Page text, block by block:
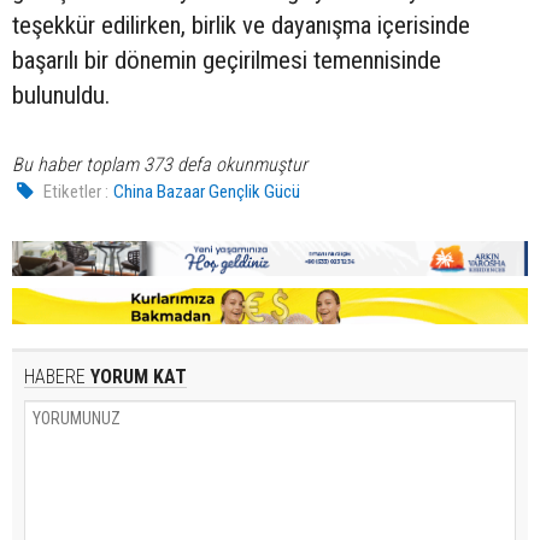
teşekkür edilirken, birlik ve dayanışma içerisinde
başarılı bir dönemin geçirilmesi temennisinde
bulunuldu.
Bu haber toplam 373 defa okunmuştur
Etiketler : China Bazaar Gençlik Gücü
HABERE YORUM KAT